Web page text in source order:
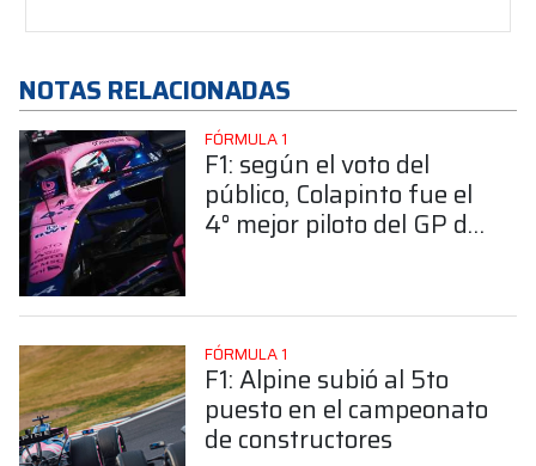
NOTAS RELACIONADAS
FÓRMULA 1
F1: según el voto del
público, Colapinto fue el
4° mejor piloto del GP de
FÓRMULA 1
F1: Alpine subió al 5to
puesto en el campeonato
de constructores